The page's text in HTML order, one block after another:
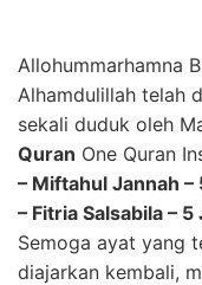
Allohummarhamna
Alhamdulillah telah
sekali duduk oleh
Quran One Quran
– Miftahul Jannah
– Fitria Salsabila –
Semoga ayat yang
diajarkan kembali,